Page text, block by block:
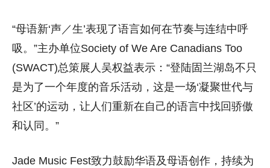
“母语新‘声／生’表现了语言如何在节奏与连结中呼
吸。”主办单位Society of We Are Canadians Too
(SWACT)总策展人吴权益表示：“登陆固兰湖岛不只
是为了一个年度的音乐活动，这是一场‘凝聚世代与
社区’的运动，让人们重新在自己的语言中找回骄傲
和认同。”
Jade Music Fest致力鼓励华语及母语创作，持续为